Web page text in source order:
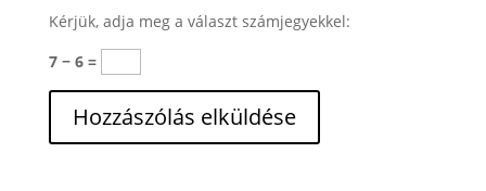
Kérjük, adja meg a választ számjegyekkel:
7 − 6 =